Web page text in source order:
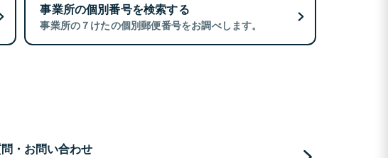
事業所の個別番号を検索する
事業所の７けたの個別郵便番号をお調べします。
・お問い合わせ